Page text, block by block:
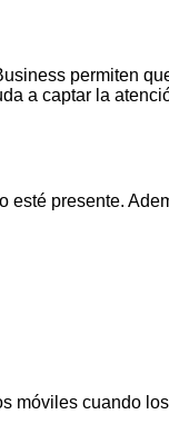
permiten
a captar la
esté presente.
móviles cuando